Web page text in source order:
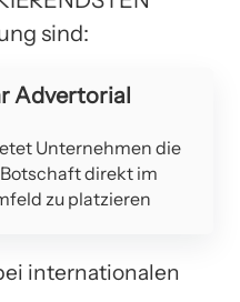
sind:
Advertorial
Unternehmen die
direkt im
zu platzieren
internationalen